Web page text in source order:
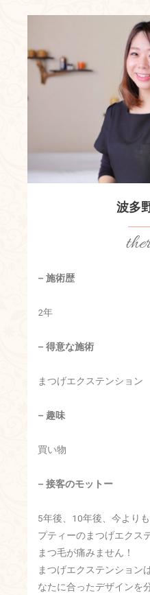
波多
– 施術歴
2年
– 得意な施術
まつげエクステンション
– 趣味
買い物
– 接客のモットー
5年後、10年後、今より
プティーのまつげエクス
まつ毛が痛みません！
まつげエクステンション
なたに合ったデザインを